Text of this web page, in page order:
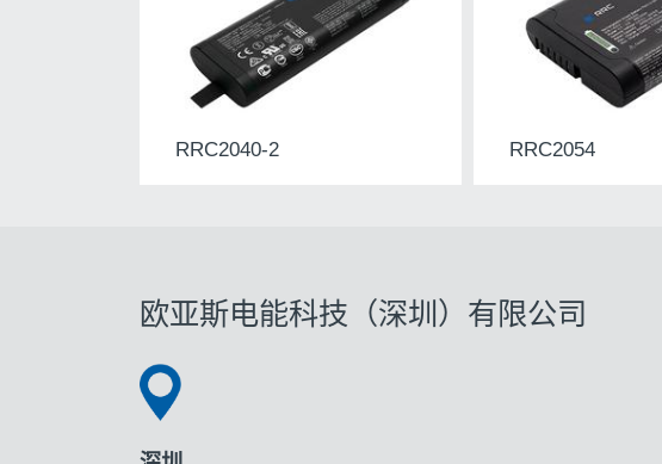
RRC2040-2 RRC2054
欧亚斯电能科技（深圳）有限公司